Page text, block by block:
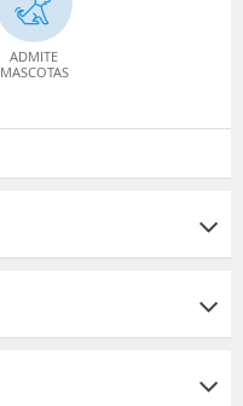
ADMITE
MASCOTAS